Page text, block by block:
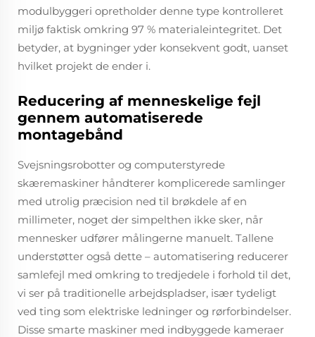
modulbyggeri opretholder denne type kontrolleret
miljø faktisk omkring 97 % materialeintegritet. Det
betyder, at bygninger yder konsekvent godt, uanset
hvilket projekt de ender i.
Reducering af menneskelige fejl
gennem automatiserede
montagebånd
Svejsningsrobotter og computerstyrede
skæremaskiner håndterer komplicerede samlinger
med utrolig præcision ned til brøkdele af en
millimeter, noget der simpelthen ikke sker, når
mennesker udfører målingerne manuelt. Tallene
understøtter også dette – automatisering reducerer
samlefejl med omkring to tredjedele i forhold til det,
vi ser på traditionelle arbejdspladser, især tydeligt
ved ting som elektriske ledninger og rørforbindelser.
Disse smarte maskiner med indbyggede kameraer